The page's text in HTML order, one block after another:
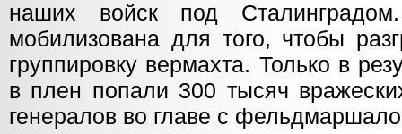
наших войск под
мобилизована для того, чтобы
группировку вермахта. Только в
в плен попали 300 тысяч
генералов во главе с